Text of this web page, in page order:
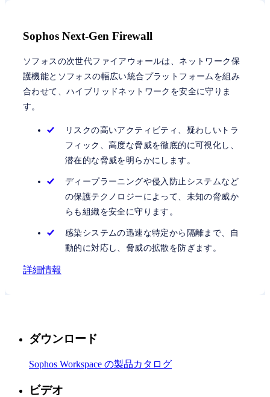
Sophos Next-Gen Firewall
ソフォスの次世代ファイアウォールは、ネットワーク保
護機能とソフォスの幅広い統合プラットフォームを組み
合わせて、ハイブリッドネットワークを安全に守りま
す。
リスクの高いアクティビティ、疑わしいトラ
フィック、高度な脅威を徹底的に可視化し、
潜在的な脅威を明らかにします。
ディープラーニングや侵入防止システムなど
の保護テクノロジーによって、未知の脅威か
らも組織を安全に守ります。
感染システムの迅速な特定から隔離まで、自
動的に対応し、脅威の拡散を防ぎます。
詳細情報
ダウンロード
Sophos Workspace の製品カタログ
ビデオ